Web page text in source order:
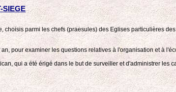
SIEGE
parmi les chefs (praesules) des Eglises particulières
pour examiner les questions relatives à l'organisation et à
qui a été érigé dans le but de surveiller et d'administrer